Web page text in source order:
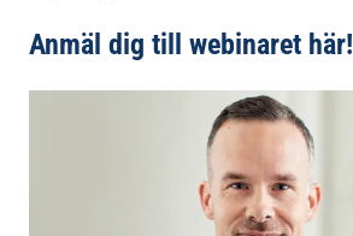
Anmäl dig till webinaret här!